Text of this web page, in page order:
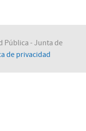
Pública - Junta de
de privacidad